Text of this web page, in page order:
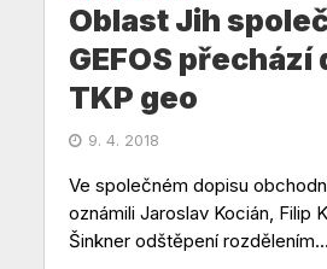
Oblast Jih
GEFOS
TKP geo
9. 4. 2018
Ve společném dopisu
oznámili Jaroslav Kocián, Filip
Šinkner odštěpení rozdělením...